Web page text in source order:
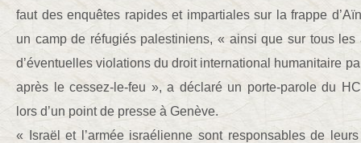
faut des enquêtes rapides et impartiales sur la frappe
un camp de réfugiés palestiniens, « ainsi que sur tous les
d’éventuelles violations du droit international humanitaire
après le cessez-le-feu », a déclaré un porte-parole du
lors d’un point de presse à Genève.
« Israël et l’armée israélienne sont responsables de